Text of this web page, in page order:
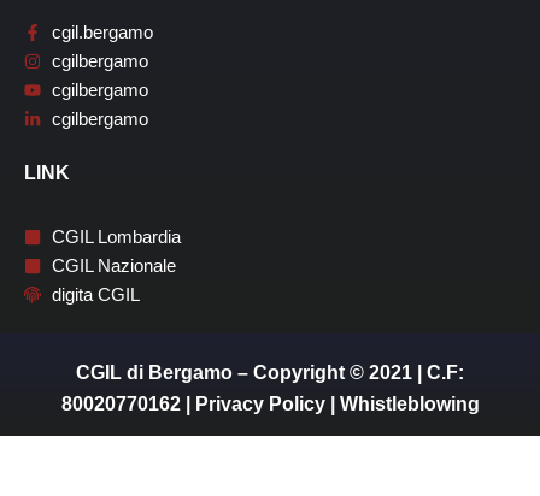
cgil.bergamo
cgilbergamo
cgilbergamo
cgilbergamo
LINK
CGIL Lombardia
CGIL Nazionale
digita CGIL
CGIL di Bergamo – Copyright © 2021 | C.F:
80020770162 |
Privacy Policy| Whistleblowing